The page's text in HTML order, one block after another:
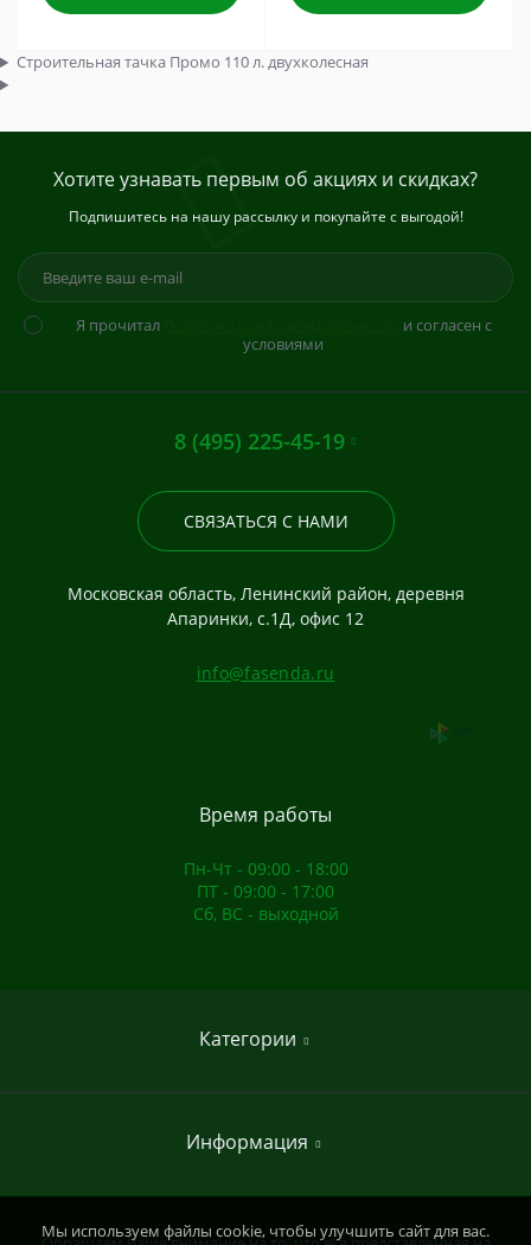
Строительная тачка Промо 110 л. двухколесная
Хотите узнавать первым об акциях и скидках?
Подпишитесь на нашу рассылку и покупайте с выгодой!
Я прочитал
и согласен с
условиями
8 (495) 225-45-19
СВЯЗАТЬСЯ С НАМИ
Московская область, Ленинский район, деревня
Апаринки, с.1Д, офис 12
info@fasenda.ru
Категории
Домашние спортивные комплексы
Информация
Пункт самовывоза
Время работы
Пн-Чт - 09:00 - 18:00
ПТ - 09:00 - 17:00
Сб, ВС - выходной
Мы используем файлы cookie, чтобы улучшить сайт для вас.